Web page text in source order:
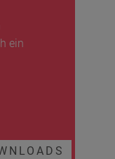
ein